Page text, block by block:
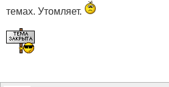
темах. Утомляет.